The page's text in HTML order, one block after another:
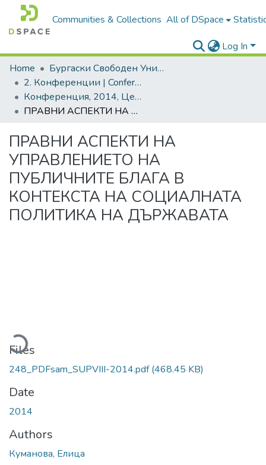
Communities & Collections All of DSpace
Log In
Home
Бургаски Свободен Университет | Burgas Free University
2. Конференции | Conferences
Конференция, 2014, Целесъобразност и риск в бизнес проектите
ПРАВНИ АСПЕКТИ НА УПРАВЛЕНИЕТО НА ПУБЛИЧНИТЕ БЛАГА В КОНТЕКСТА НА СОЦИАЛНАТА ПОЛИТИКА НА ДЪРЖАВАТА
ПРАВНИ АСПЕКТИ НА
УПРАВЛЕНИЕТО НА
ПУБЛИЧНИТЕ БЛАГА В
КОНТЕКСТА НА СОЦИАЛНАТА
ПОЛИТИКА НА ДЪРЖАВАТА
Loading...
Files
248_PDFsam_SUPVIII-2014.pdf(468.45 KB)
Date
2014
Authors
Куманова, Елица